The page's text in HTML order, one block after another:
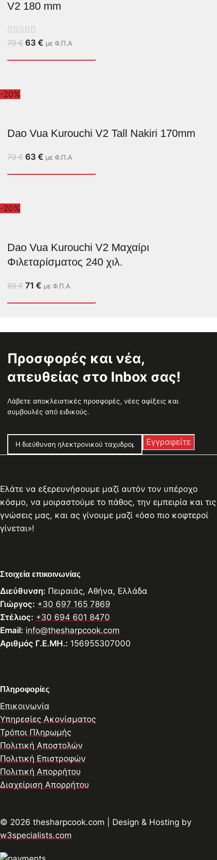
V2 180 mm
79€ 63 € με Φ.Π.Α
-20%
Dao Vua Kurouchi V2 Tall Nakiri 170mm
79€ 63 € με Φ.Π.Α
-20%
Dao Vua Kurouchi V2 Μαχαίρι
Φιλεταρίσματος 240 χιλ.
89€ 71 € με Φ.Π.Α
Προσφορές και νέα,
απευθείας στο Inbox σας!
Λάβετε αποκλειστικές προσφορές, νέες αφίξεις και
συμβουλές από ειδικούς.
Ελάτε να εξερευνήσουμε μαζί αυτόν τον υπέροχο
κόσμο, να μοιραστούμε το πάθος, την εμπειρία και τις
γνώσεις μας, και ας γίνουμε μαζί «όσο πιο κοφτεροί
γίνεται»!
Στοιχεία επικοινωνίας
Διεύθυνση: Πειραιάς, Αθήνα, Ελλάδα
Γιώργος: +30 697 165 7869
Στέλιος: +30 694 601 8470
Email: info@thesharpcook.com
Αριθμός Γ.Ε.ΜΗ.: 156955307000
Πληροφορίες
Επικοινωνία
Υπηρεσίες Ακονίσματος
Τρόποι Πληρωμής
Πολιτική Αποστολών
Πολιτική Επιστροφών
Πολιτική Απορρήτου
Διαχείριση Απορρήτου
© 2026 thesharpcook.com | Design & Hosting by
w3specialists.com